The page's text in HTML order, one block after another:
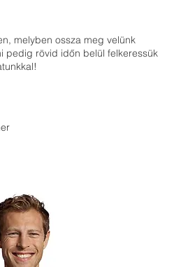
melyben ossza meg velünk
pedig rövid időn belül felkeressük